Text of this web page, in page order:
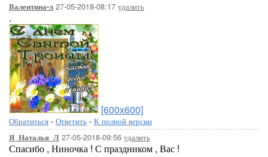
Валентина-л 27-05-2018-08:17 удалить
.
[600x600]
Обратиться - Ответить - К полной версии
Я_Наталья_Л 27-05-2018-09:56 удалить
Спасибо , Ниночка ! С праздником , Вас !